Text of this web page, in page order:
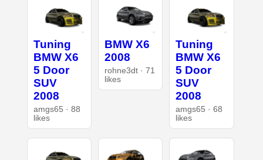
Tuning
BMW X6
5 Door
SUV
2008
amgs65 · 88
likes
BMW X6
2008
rohne3dt · 71
likes
Tuning
BMW X6
5 Door
SUV
2008
amgs65 · 68
likes